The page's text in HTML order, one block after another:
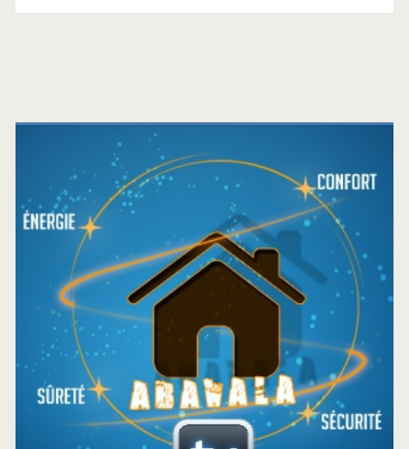
Barre
latérale
principale